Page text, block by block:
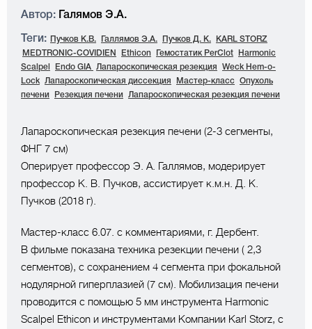
Автор: Галямов Э.А.
Теги: Пучков К.В. Галлямов Э.А. Пучков Д. К.
KARL STORZ
MEDTRONIC-COVIDIEN
Ethicon Гемостатик PerClot
Harmonic
Scalpel
Endo GIA Лапароскопическая резекция
Weck Hem-o-
Lock
Лапароскопическая диссекция Мастер-класс
Опухоль
печени
Резекция печени Лапароскопическая резекция печени
Лапароскопическая резекция печени (2-3 сегменты,
ФНГ 7 см)
Оперирует профессор Э. А. Галлямов, модерирует
профессор К. В. Пучков, ассистирует к.м.н. Д. К.
Пучков (2018 г).
Мастер-класс 6.07. с комментариями, г. Дербент.
В фильме показана техника резекции печени ( 2,3
сегментов), с сохранением 4 сегмента при фокальной
нодулярной гиперплазией (7 см). Мобилизация печени
проводится с помощью 5 мм инструмента Harmonic
Scalpel Ethicon и инструментами Компании Karl Storz, с